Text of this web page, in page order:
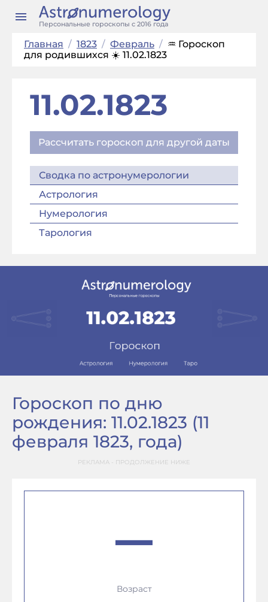
Персональные гороскопы с 2016 года
Главная / 1823 / Февраль / ♒ Гороскоп
для родившихся ☀️ 11.02.1823
11.02.1823
Рассчитать гороскоп для другой даты
Сводка по астронумерологии
Астрология
Нумерология
Тарология
Гороскоп по дню
рождения: 11.02.1823 (11
февраля 1823, года)
РЕКЛАМА - ПРОДОЛЖЕНИЕ НИЖЕ
–
Возраст